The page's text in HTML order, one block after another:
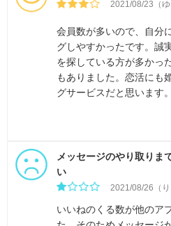
2021/08/23（ゆ
会員数が多いので、自分
グしやすかったです。誠
を探している方が多かっ
もありました。恋活にも
グサービスだと思います
メッセージのやり取りま
い
2021/08/26（り
いいねのくる数が他のア